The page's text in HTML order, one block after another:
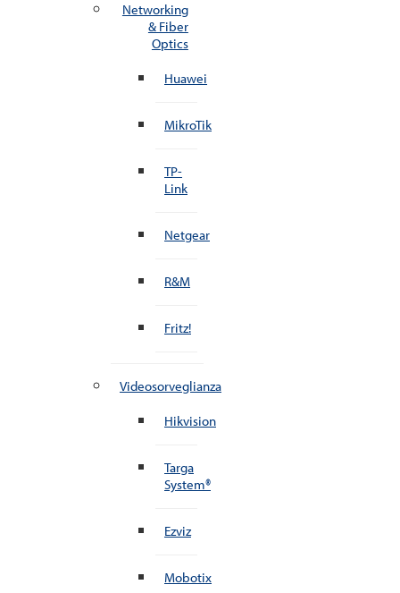
Networking
& Fiber
Optics
Huawei
MikroTik
TP-
Link
Netgear
R&M
Fritz!
Videosorveglianza
Hikvision
Targa
System®
Ezviz
Mobotix